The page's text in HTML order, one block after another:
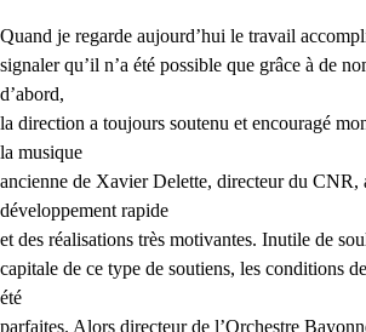
Quand je regarde aujourd’hui le travail
signaler qu’il n’a été possible que grâce à de
d’abord,
la direction a toujours soutenu et encouragé
la musique
ancienne de Xavier Delette, directeur du CNR,
développement rapide
et des réalisations très motivantes. Inutile de
capitale de ce type de soutiens, les conditions
été
parfaites. Alors directeur de l’Orchestre